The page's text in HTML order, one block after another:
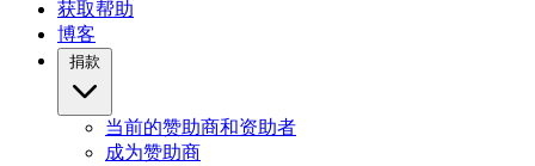
获取帮助
博客
捐款
当前的赞助商和资助者
成为赞助商